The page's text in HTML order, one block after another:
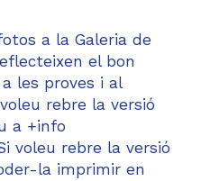
a la Galeria de
el bon
les proves i al
rebre la versió
a +info
voleu rebre la versió
la imprimir en